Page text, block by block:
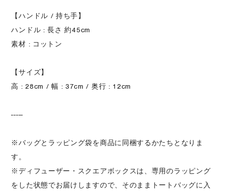
【ハンドル / 持ち手】
ハンドル : 長さ 約45cm
素材 : コットン
【サイズ】
高 : 28cm / 幅 : 37cm / 奥行 : 12cm
-----
※バッグとラッピング袋を商品に同梱するかたちとなりま
す。
※ディフューザー・スクエアボックスは、専用のラッピング
をした状態でお届けしますので、そのままトートバッグに入